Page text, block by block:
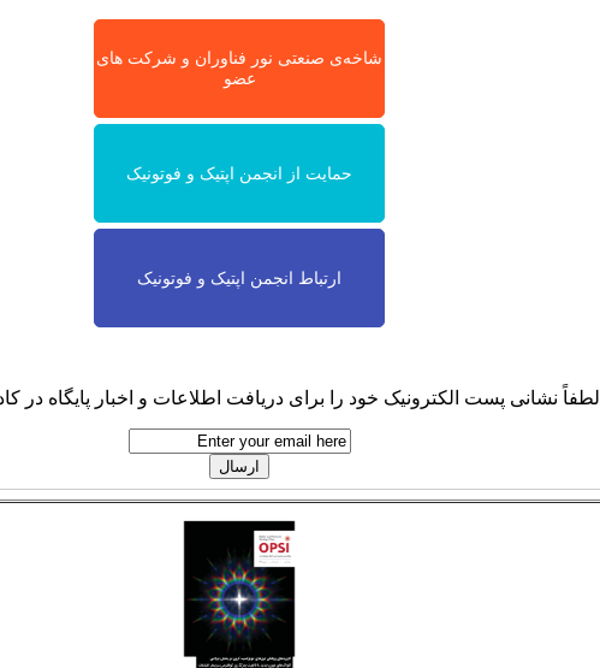
شاخه‌ی صنعتی نور فناوران و شرکت های
عضو
حمایت از انجمن اپتیک و فوتونیک
ارتباط انجمن اپتیک و فوتونیک
لطفاً نشانی پست الکترونیک خود را برای دریافت اطلاعات و اخبار پایگاه در